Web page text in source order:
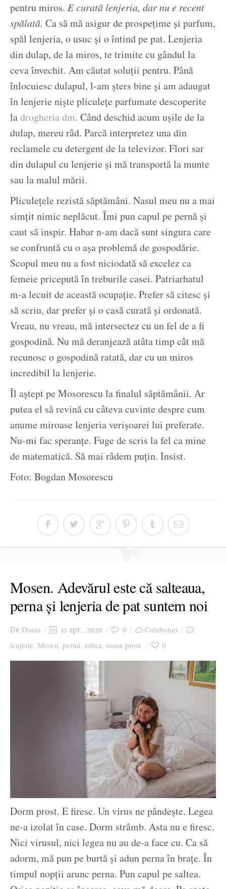
pentru miros. E curată lenjeria, dar nu e recent
spălată. Ca să mă asigur de prospețime și parfum,
spăl lenjeria, o usuc și o întind pe pat. Lenjeria
din dulap, de la miros, te trimite cu gândul la
ceva învechit. Am căutat soluții pentru. Până
înlocuiesc dulapul, l-am șters bine și am adaugat
în lenjerie niște pliculețe parfumate descoperite
ladrogheria dm. Când deschid acum ușile de la
dulap, mereu râd. Parcă interpretez una din
reclamele cu detergent de la televizor. Flori sar
din dulapul cu lenjerie și mă transportă la munte
sau la malul mării.
Pliculețele rezistă săptămâni. Nasul meu nu a mai
simțit nimic neplăcut. Îmi pun capul pe pernă și
caut să inspir. Habar n-am dacă sunt singura care
se confruntă cu o așa problemă de gospodărie.
Scopul meu nu a fost niciodată să excelez ca
femeie pricepută în treburile casei. Patriarhatul
m-a lecuit de această ocupație. Prefer să citesc și
să scriu, dar prefer și o casă curată și ordonată.
Vreau, nu vreau, mă intersectez cu un fel de a fi
gospodină. Nu mă deranjează atâta timp cât mă
recunosc o gospodină ratată, dar cu un miros
incredibil la lenjerie.
Îl aștept pe Mosorescu la finalul săptămânii. Ar
putea el să revină cu câteva cuvinte despre cum
anume miroase lenjeria verișoarei lui preferate.
Nu-mi fac speranțe. Fuge de scris la fel ca mine
de matematică. Să mai râdem puțin. Insist.
Foto: Bogdan Mosorescu
Mosen. Adevărul este că salteaua,
perna și lenjeria de pat suntem noi
De Dunia 11 apr., 2020 0
Colaborari
lenjerie, Mosen, pernă, saltea, somn prost 0
Dorm prost. E firesc. Un virus ne pândește. Legea
ne-a izolat în case. Dorm strâmb. Asta nu e firesc.
Nici virusul, nici legea nu au de-a face cu. Ca să
adorm, mă pun pe burtă și adun perna în brațe. În
timpul nopții arunc perna. Pun capul pe saltea.